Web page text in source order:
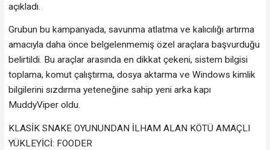
açıkladı.
Grubun bu kampanyada, savunma atlatma ve kalıcılığı artırma
amacıyla daha önce belgelenmemiş özel araçlara başvurduğu
belirtildi. Bu araçlar arasında en dikkat çekeni, sistem bilgisi
toplama, komut çalıştırma, dosya aktarma ve Windows kimlik
bilgilerini sızdırma yeteneğine sahip yeni arka kapı
MuddyViper oldu.
KLASİK SNAKE OYUNUNDAN İLHAM ALAN KÖTÜ AMAÇLI
YÜKLEYİCİ: FOODER